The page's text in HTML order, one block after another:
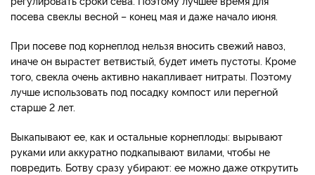
посева свеклы весной – конец мая и даже начало июня.
При посеве под корнеплод нельзя вносить свежий навоз,
иначе он вырастет ветвистый, будет иметь пустоты. Кроме
того, свекла очень активно накапливает нитраты. Поэтому
лучше использовать под посадку компост или перегной
старше 2 лет.
Выкапывают ее, как и остальные корнеплоды: вырывают
руками или аккуратно подкапывают вилами, чтобы не
повредить. Ботву сразу убирают: ее можно даже открутить